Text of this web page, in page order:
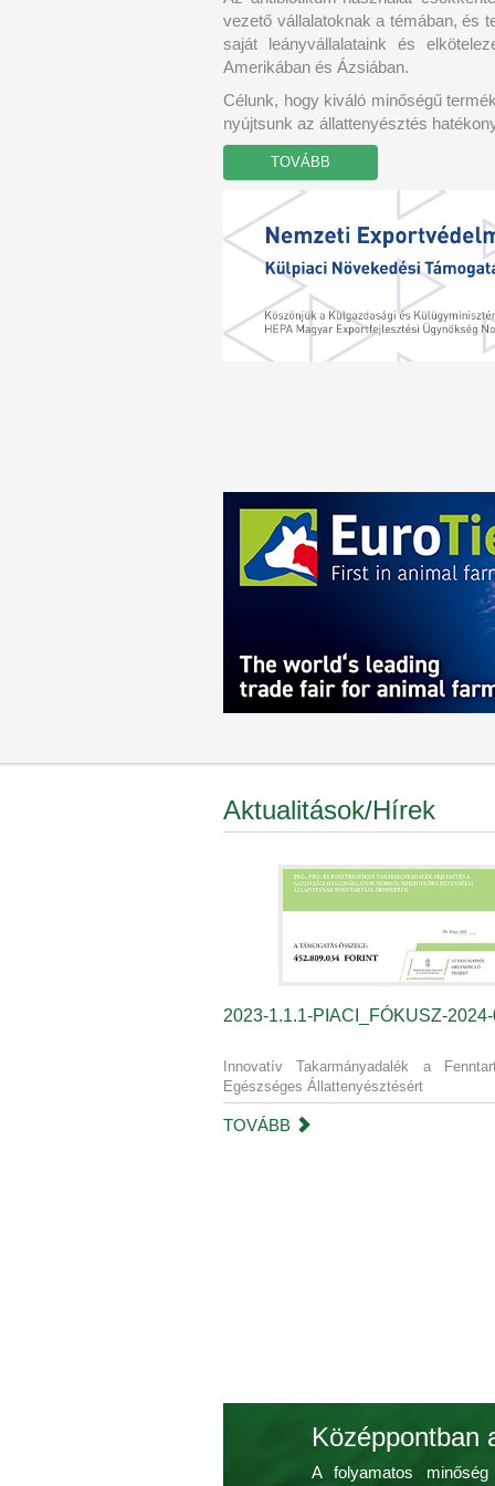
vezető vállalatoknak a témában, és
saját leányvállalataink és
Amerikában és Ázsiában.
Célunk, hogy kiváló minőségű
nyújtsunk az állattenyésztés
TOVÁBB
Aktualitások/Hírek
2023-1.1.1-PIACI_FÓKUSZ-
Innovatív Takarmányadalék a
Egészséges Állattenyésztésért
TOVÁBB
Középpontban
A folyamatos minőség